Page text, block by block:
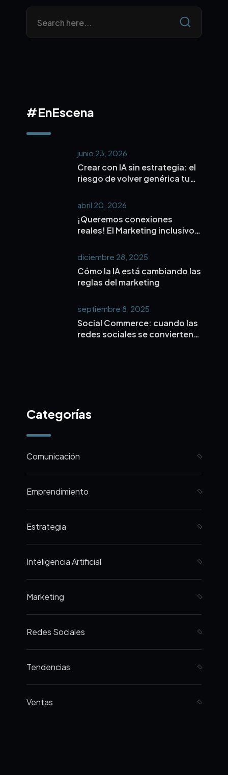
#EnEscena
junio 23, 2026
Crear con IA sin estrategia: el
riesgo de volver genérica tu
abril 20, 2026
¡Queremos conexiones
reales! El Marketing inclusivo y
forma de conectar de verdad
con tu público.
diciembre 28, 2025
Cómo la IA está cambiando las
reglas del marketing
septiembre 8, 2025
Social Commerce: cuando las
redes sociales se convierten
Categorías
Comunicación
Emprendimiento
Estrategia
Inteligencia Artificial
Marketing
Redes Sociales
Tendencias
Ventas